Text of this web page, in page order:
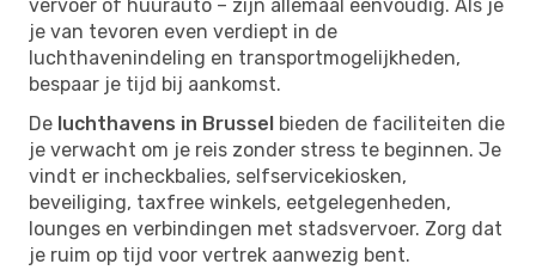
vervoer of huurauto – zijn allemaal eenvoudig. Als je
je van tevoren even verdiept in de
luchthavenindeling en transportmogelijkheden,
bespaar je tijd bij aankomst.
De luchthavens in Brussel bieden de faciliteiten die
je verwacht om je reis zonder stress te beginnen. Je
vindt er incheckbalies, selfservicekiosken,
beveiliging, taxfree winkels, eetgelegenheden,
lounges en verbindingen met stadsvervoer. Zorg dat
je ruim op tijd voor vertrek aanwezig bent.